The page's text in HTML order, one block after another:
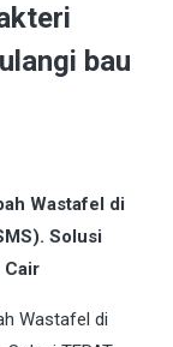
bau
Wastafel di
Solusi
Cair